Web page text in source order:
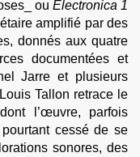
ou Electronica 1
amplifié par des
donnés aux quatre
documentées et
Jarre et plusieurs
Tallon retrace le
l’œuvre, parfois
cessé de se
sonores, des